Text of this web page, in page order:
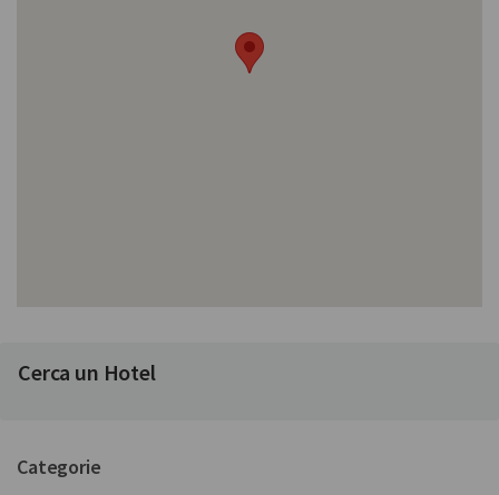
Cerca un Hotel
Categorie